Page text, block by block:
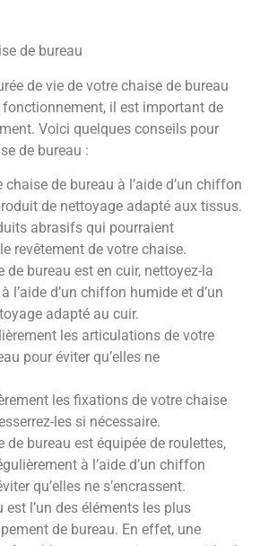
de bureau
de vie de votre chaise de bureau
fonctionnement, il est important de
Voici quelques conseils pour
de bureau :
chaise de bureau à l’aide d’un chiffon
de nettoyage adapté aux tissus.
abrasifs qui pourraient
revêtement de votre chaise.
de bureau est en cuir, nettoyez-la
l’aide d’un chiffon humide et d’un
adapté au cuir.
les articulations de votre
pour éviter qu’elles ne
les fixations de votre chaise
les si nécessaire.
de bureau est équipée de roulettes,
à l’aide d’un chiffon
qu’elles ne s’encrassent.
est l’un des éléments les plus
de bureau. En effet, une